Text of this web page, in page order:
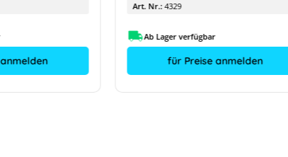
Art. Nr.: 4329
Ab Lager verfügbar
für Preise anmelden